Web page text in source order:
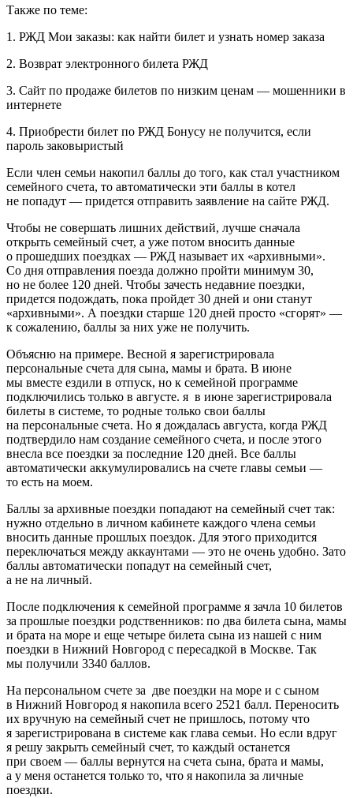
Также по теме:
1. РЖД Мои заказы: как найти билет и узнать номер заказа
2. Возврат электронного билета РЖД
3. Сайт по продаже билетов по низким ценам — мошенники в
интернете
4. Приобрести билет по РЖД Бонусу не получится, если
пароль заковыристый
Если член семьи накопил баллы до того, как стал участником
семейного счета, то автоматически эти баллы в котел
не попадут — придется отправить заявление на сайте РЖД.
Чтобы не совершать лишних действий, лучше сначала
открыть семейный счет, а уже потом вносить данные
о прошедших поездках — РЖД называет их «архивными».
Со дня отправления поезда должно пройти минимум 30,
но не более 120 дней. Чтобы зачесть недавние поездки,
придется подождать, пока пройдет 30 дней и они станут
«архивными». А поездки старше 120 дней просто «сгорят» —
к сожалению, баллы за них уже не получить.
Объясню на примере. Весной я зарегистрировала
персональные счета для сына, мамы и брата. В июне
мы вместе ездили в отпуск, но к семейной программе
подключились только в августе. я в июне зарегистрировала
билеты в системе, то родные только свои баллы
на персональные счета. Но я дождалась августа, когда РЖД
подтвердило нам создание семейного счета, и после этого
внесла все поездки за последние 120 дней. Все баллы
автоматически аккумулировались на счете главы семьи —
то есть на моем.
Баллы за архивные поездки попадают на семейный счет так:
нужно отдельно в личном кабинете каждого члена семьи
вносить данные прошлых поездок. Для этого приходится
переключаться между аккаунтами — это не очень удобно. Зато
баллы автоматически попадут на семейный счет,
а не на личный.
После подключения к семейной программе я зачла 10 билетов
за прошлые поездки родственников: по два билета сына, мамы
и брата на море и еще четыре билета сына из нашей с ним
поездки в Нижний Новгород с пересадкой в Москве. Так
мы получили 3340 баллов.
На персональном счете за две поездки на море и с сыном
в Нижний Новгород я накопила всего 2521 балл. Переносить
их вручную на семейный счет не пришлось, потому что
я зарегистрирована в системе как глава семьи. Но если вдруг
я решу закрыть семейный счет, то каждый останется
при своем — баллы вернутся на счета сына, брата и мамы,
а у меня останется только то, что я накопила за личные
поездки.